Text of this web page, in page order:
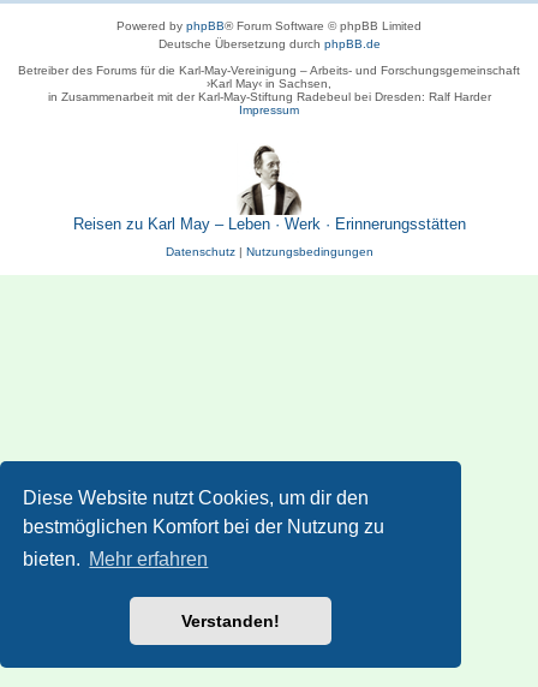
Diese Website nutzt Cookies, um dir den
bestmöglichen Komfort bei der Nutzung zu
bieten. Mehr erfahren
Verstanden!
Powered by phpBB® Forum Software © phpBB Limited
Deutsche Übersetzung durch phpBB.de
Betreiber des Forums für die Karl-May-Vereinigung – Arbeits- und Forschungsgemeinschaft
›Karl May‹ in Sachsen,
in Zusammenarbeit mit der Karl-May-Stiftung Radebeul bei Dresden: Ralf Harder
Impressum
Reisen zu Karl May – Leben · Werk · Erinnerungsstätten
Datenschutz| Nutzungsbedingungen